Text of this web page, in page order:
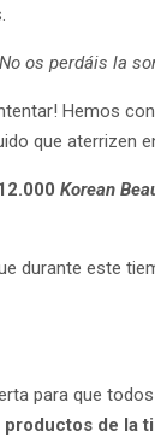
os perdáis la
Hemos
que aterrizen
Korean
durante este
para que
productos de la